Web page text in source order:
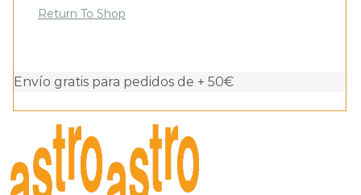
Return To Shop
Envío gratis para pedidos de + 50€